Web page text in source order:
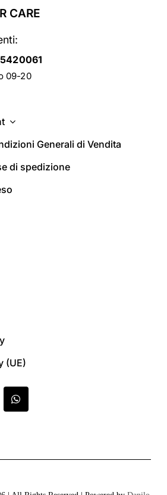
CARE
09-20
Generali di Vendita
di spedizione
(UE)